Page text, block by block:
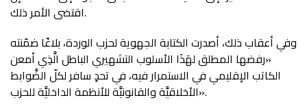
اقتضى الأمر ذلك.
وفي أعقاب ذلك، أصدرت الكتابة الجهوية لحزب الوردة، بلاغًا ضمّنته
«رفضها المطلق لهَذَا الأسلوب التشهيري الباطل الَّذِي أمعن
الكاتب الإقليمي في الاستمرار فيه، في تحدٍ سافر لكلّ الضَّوابط
الأخلاقيَّة والقانونيَّة للأنظمة الداخليَّة للحزب».